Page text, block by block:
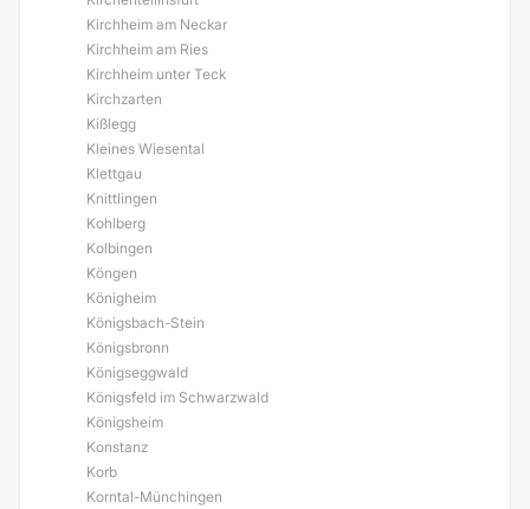
Kirchheim am Neckar
Kirchheim am Ries
Kirchheim unter Teck
Kirchzarten
Kißlegg
Kleines Wiesental
Klettgau
Knittlingen
Kohlberg
Kolbingen
Köngen
Königheim
Königsbach-Stein
Königsbronn
Königseggwald
Königsfeld im Schwarzwald
Königsheim
Konstanz
Korb
Korntal-Münchingen